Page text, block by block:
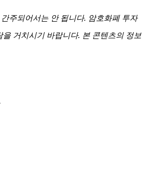
주되어서는 안 됩니다. 암호화폐 투자
거치시기 바랍니다. 본 콘텐츠의 정보